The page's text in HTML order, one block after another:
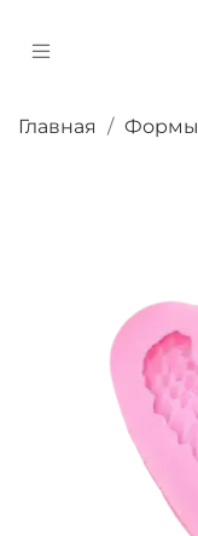
Главная Формы